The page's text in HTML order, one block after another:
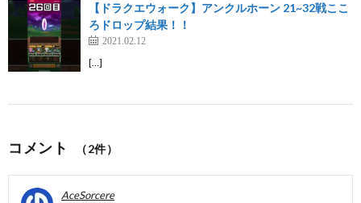
【ドラクエウォーク】アンクルホーン 21~32戦ここ
ろドロップ結果！！
2021.02.12
[…]
コメント （2件）
AceSorcere